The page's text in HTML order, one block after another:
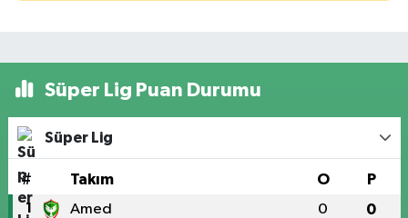
Süper Lig Puan Durumu
Süper Lig
# Takım O P
1 Amed 0 0